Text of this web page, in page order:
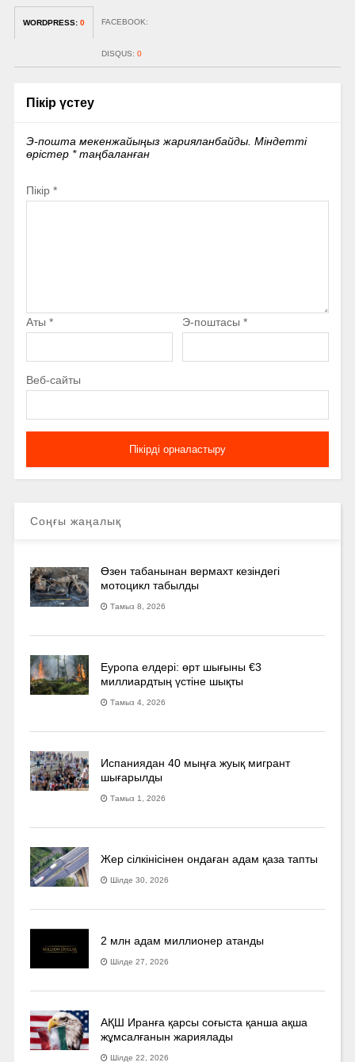
WORDPRESS: 0 FACEBOOK:
DISQUS: 0
Пікір үстеу
Э-пошта мекенжайыңыз жарияланбайды. Міндетті
өрістер *таңбаланған
Пікір *
Аты * Э-поштасы *
Веб-сайты
Соңғы жаңалық
Өзен табанынан вермахт кезіндегі
мотоцикл табылды
Тамыз 8, 2026
Еуропа елдері: өрт шығыны €3
миллиардтың үстіне шықты
Тамыз 4, 2026
Испаниядан 40 мыңға жуық мигрант
шығарылды
Тамыз 1, 2026
Жер сілкінісінен ондаған адам қаза тапты
Шілде 30, 2026
2 млн адам миллионер атанды
Шілде 27, 2026
АҚШ Иранға қарсы соғыста қанша ақша
жұмсалғанын жариялады
Шілде 22, 2026